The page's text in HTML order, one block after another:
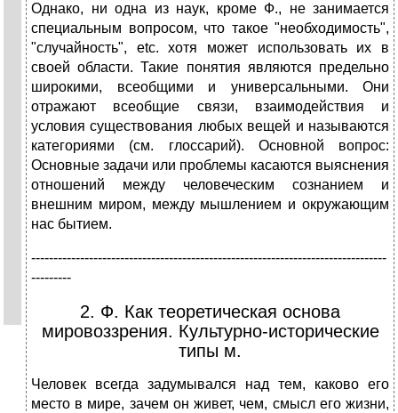
Однако, ни одна из наук, кроме Ф., не занимается
специальным вопросом, что такое "необходимость",
"случайность", etc. хотя может использовать их в
своей области. Такие понятия являются предельно
широкими, всеобщими и универсальными. Они
отражают всеобщие связи, взаимодействия и
условия существования любых вещей и называются
категориями (см. глоссарий). Основной вопрос:
Основные задачи или проблемы касаются выяснения
отношений между человеческим сознанием и
внешним миром, между мышлением и окружающим
нас бытием.
--------------------------------------------------------------------------------
---------
2. Ф. Как теоретическая основа
мировоззрения. Культурно-исторические
типы м.
Человек всегда задумывался над тем, каково его
место в мире, зачем он живет, чем, смысл его жизни,